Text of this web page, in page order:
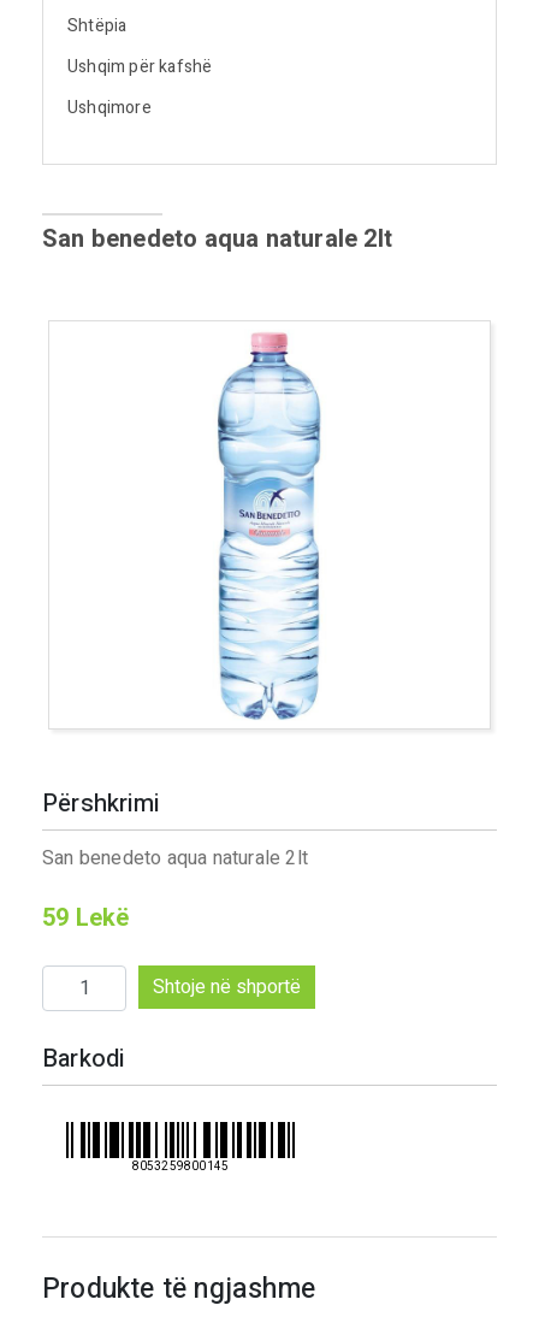
Shtëpia
Ushqim për kafshë
Ushqimore
San benedeto aqua naturale 2lt
Përshkrimi
San benedeto aqua naturale 2lt
59 Lekë
Sasi
San
aqua
naturale
Shtoje në shportë
Barkodi
8053259800145
Produkte të ngjashme